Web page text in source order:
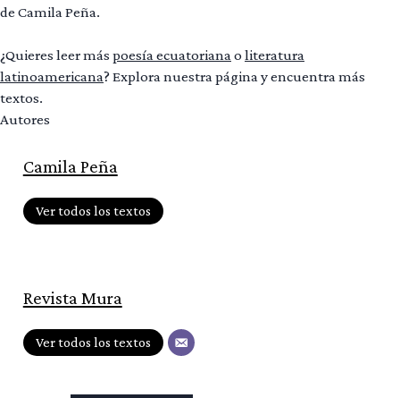
de Camila Peña.
¿Quieres leer más poesía ecuatorianaoliteratura
latinoamericana? Explora nuestra página y encuentra más
textos.
Autores
Camila Peña
Ver todos los textos
Revista Mura
Ver todos los textos